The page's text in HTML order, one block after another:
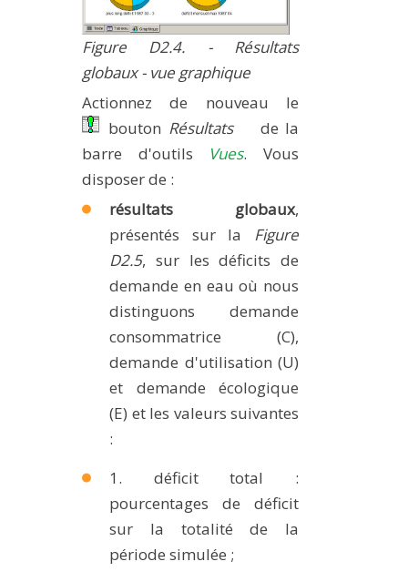
Figure D2.4. - Résultats
globaux - vue graphique
Actionnez de nouveau le
bouton Résultats
de la
barre d'outils
Vues. Vous
disposer de :
résultats globaux,
présentés sur la Figure
D2.5, sur les déficits de
demande en eau où nous
distinguons demande
consommatrice (C),
demande d'utilisation (U)
et demande écologique
(E) et les valeurs suivantes
:
1. déficit total :
pourcentages de déficit
sur la totalité de la
période simulée ;